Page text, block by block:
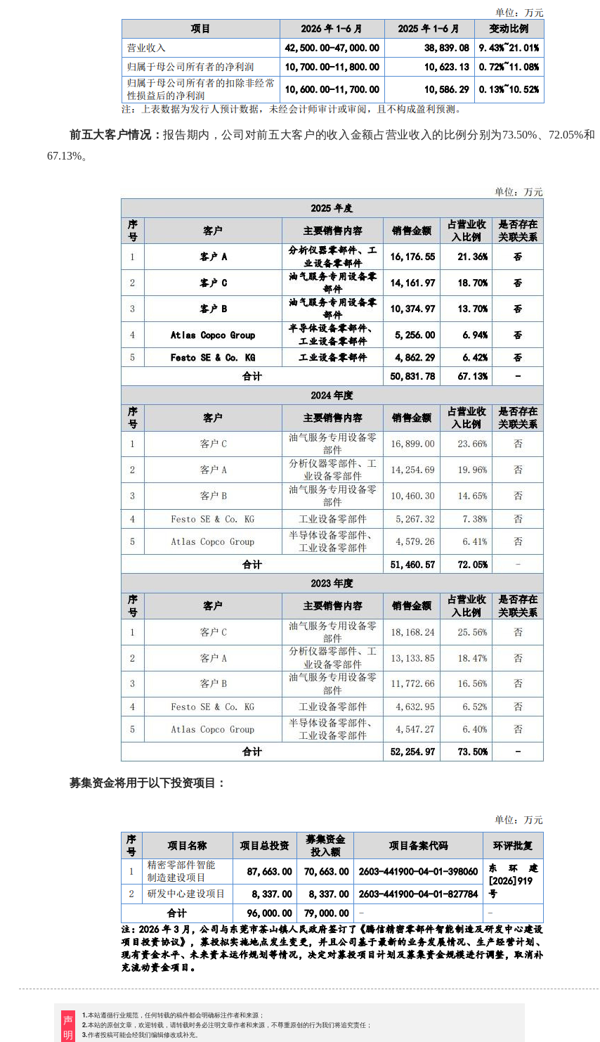
前五大客户情况：报告期内，公司对前五大客户的收入金额占营业收入的比例分别为73.50%、72.05%和
67.13%。
募集资金将用于以下投资项目：
声
明
1.本站遵循行业规范，任何转载的稿件都会明确标注作者和来源；
2.本站的原创文章，欢迎转载，请转载时务必注明文章作者和来源，不尊重原创的行为我们将追究责任；
3.作者投稿可能会经我们编辑修改或补充。